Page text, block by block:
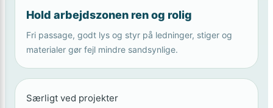
Hold arbejdszonen ren og rolig
Fri passage, godt lys og styr på ledninger, stiger og
materialer gør fejl mindre sandsynlige.
Særligt ved projekter